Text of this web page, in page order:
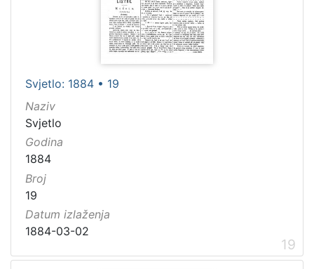
Svjetlo: 1884 • 19
Naziv
Svjetlo
Godina
1884
Broj
19
Datum izlaženja
1884-03-02
19